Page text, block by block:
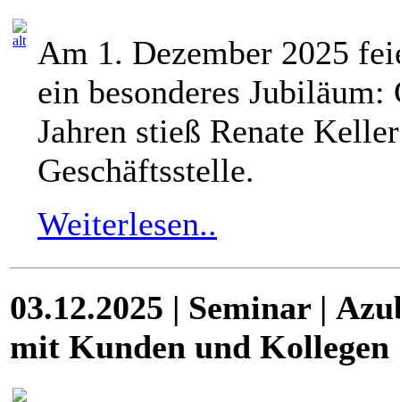
Am 1. Dezember 2025
ein besonderes Jubiläum:
Jahren stieß Renate
Geschäftsstelle.
Weiterlesen..
03.12.2025 | Seminar |
mit Kunden und Kollegen